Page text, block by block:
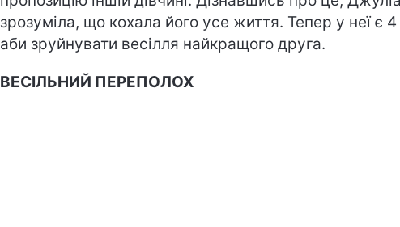
зрозуміла, що кохала його усе життя. Тепер у неї є 4
аби зруйнувати весілля найкращого друга.
ВЕСІЛЬНИЙ ПЕРЕПОЛОХ